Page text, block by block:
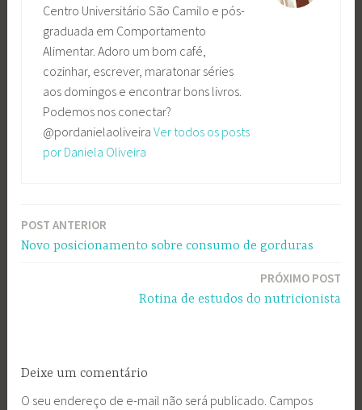
Centro Universitário São Camilo e pós-
graduada em Comportamento
Alimentar. Adoro um bom café,
cozinhar, escrever, maratonar séries
aos domingos e encontrar bons livros.
Podemos nos conectar?
@pordanielaoliveira Ver todos os posts
por Daniela Oliveira
Navegação
POST ANTERIOR
Novo posicionamento sobre consumo de gorduras
PRÓXIMO POST
Rotina de estudos do nutricionista
Deixe um comentário
O seu endereço de e-mail não será publicado. Campos